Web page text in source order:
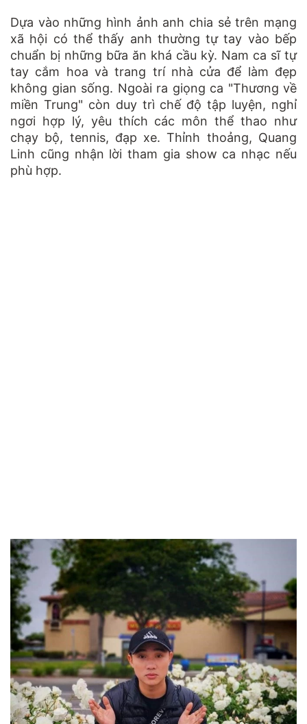
Dựa vào những hình ảnh anh chia sẻ trên mạng
xã hội có thể thấy anh thường tự tay vào bếp
chuẩn bị những bữa ăn khá cầu kỳ. Nam ca sĩ tự
tay cắm hoa và trang trí nhà cửa để làm đẹp
không gian sống. Ngoài ra giọng ca "Thương về
miền Trung" còn duy trì chế độ tập luyện, nghỉ
ngơi hợp lý, yêu thích các môn thể thao như
chạy bộ, tennis, đạp xe. Thỉnh thoảng, Quang
Linh cũng nhận lời tham gia show ca nhạc nếu
phù hợp.